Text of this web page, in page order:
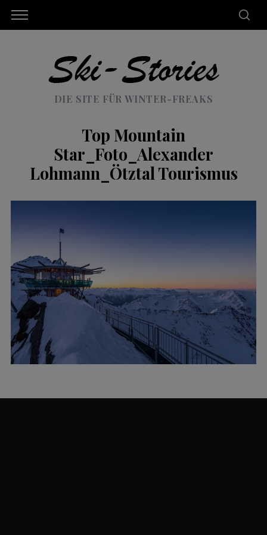
DIE SITE FÜR WINTER-FREAKS
Top Mountain
Star_Foto_Alexander
Lohmann_Ötztal Tourismus